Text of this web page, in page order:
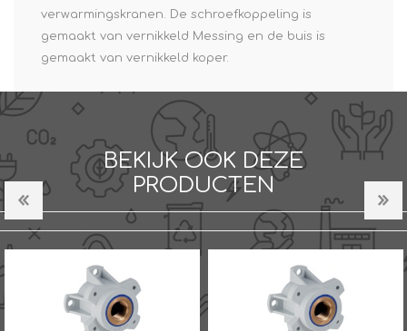
verwarmingskranen. De schroefkoppeling is
gemaakt van vernikkeld Messing en de buis is
gemaakt van vernikkeld koper.
BEKIJK OOK DEZE
PRODUCTEN